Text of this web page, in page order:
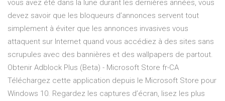
vous avez été dans la lune durant les dernières années, vous
devez savoir que les bloqueurs d’annonces servent tout
simplement à éviter que les annonces invasives vous
attaquent sur Internet quand vous accédiez à des sites sans
scrupules avec des bannières et des wallpapers de partout.
Obtenir Adblock Plus (Beta) - Microsoft Store fr-CA
Téléchargez cette application depuis le Microsoft Store pour
Windows 10. Regardez les captures d’écran, lisez les plus